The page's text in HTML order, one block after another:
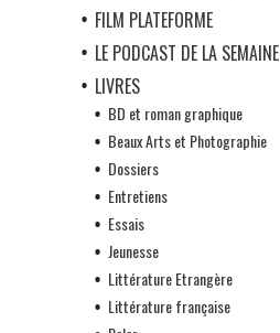
FILM PLATEFORME
LE PODCAST DE LA SEMAINE
LIVRES
BD et roman graphique
Beaux Arts et Photographie
Dossiers
Entretiens
Essais
Jeunesse
Littérature Etrangère
Littérature française